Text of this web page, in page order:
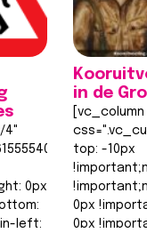
4"
0px
left:
in de
top: -10px
0px
0px